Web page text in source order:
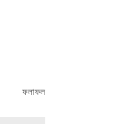
ফলাফল